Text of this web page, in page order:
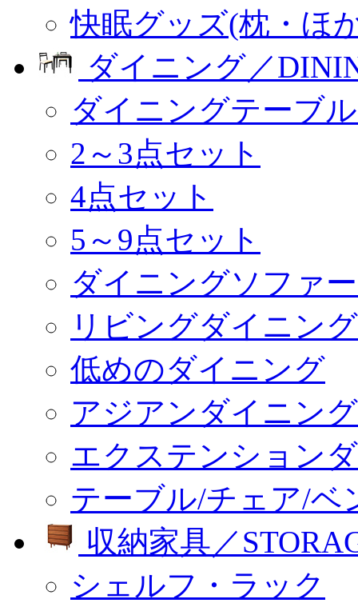
快眠グッズ(枕・ほ
ダイニング／
ダイニングテーブ
2～3点セット
4点セット
5～9点セット
ダイニングソファ
リビングダイニン
低めのダイニング
アジアンダイニング
エクステンション
テーブル/チェア/ベ
収納家具／
シェルフ・ラック